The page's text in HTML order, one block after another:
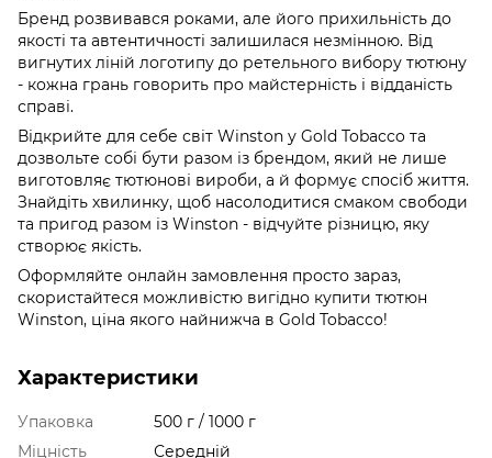
Бренд розвивався роками, але його прихильність до
якості та автентичності залишилася незмінною. Від
вигнутих ліній логотипу до ретельного вибору тютюну
- кожна грань говорить про майстерність і відданість
справі.
Відкрийте для себе світ Winston у Gold Tobacco та
дозвольте собі бути разом із брендом, який не лише
виготовляє тютюнові вироби, а й формує спосіб життя.
Знайдіть хвилинку, щоб насолодитися смаком свободи
та пригод разом із Winston - відчуйте різницю, яку
створює якість.
Оформляйте онлайн замовлення просто зараз,
скористайтеся можливістю вигідно купити тютюн
Winston, ціна якого найнижча в Gold Tobacco!
Характеристики
Упаковка
500 г / 1000 г
Міцність
Середній